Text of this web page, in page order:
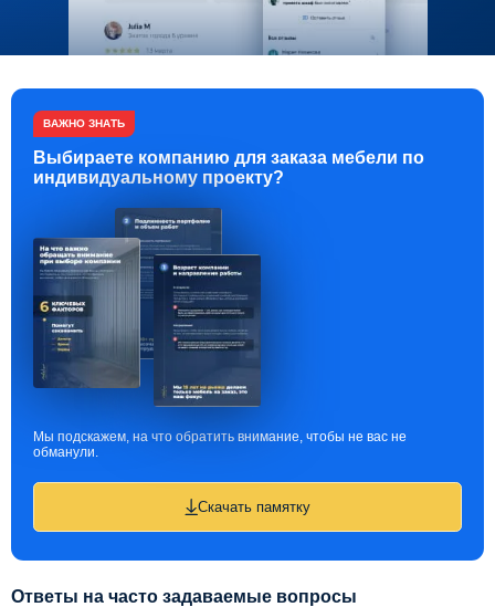
ВАЖНО ЗНАТЬ
Выбираете компанию для заказа мебели по
индивидуальному проекту?
Мы подскажем, на что обратить внимание, чтобы не вас не
обманули.
Скачать памятку
Ответы на часто задаваемые вопросы